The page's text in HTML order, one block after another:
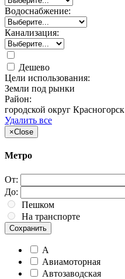
Водоснабжение:
Канализация:
Дешево
Цели использования:
Земли под рынки
Район:
городской округ Красногорск
Удалить все
×Close
Метро
От:
До:
Пешком
На транспорте
Сохранить
А
Авиамоторная
Автозаводская